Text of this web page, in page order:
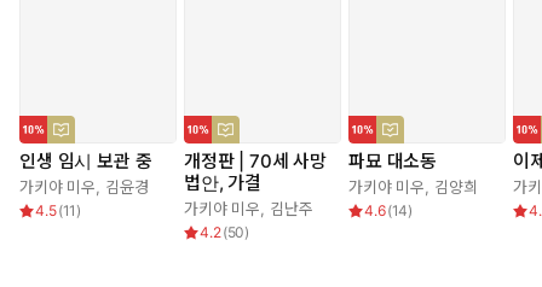
인생 임시 보관 중
가키야 미우 김윤경
4.5(11 )
개정판 | 70세 사망
법안, 가결
가키야 미우 김난주
4.2(50)
파묘 대소동
가키야 미우 김양희
4.6(14)
이
가